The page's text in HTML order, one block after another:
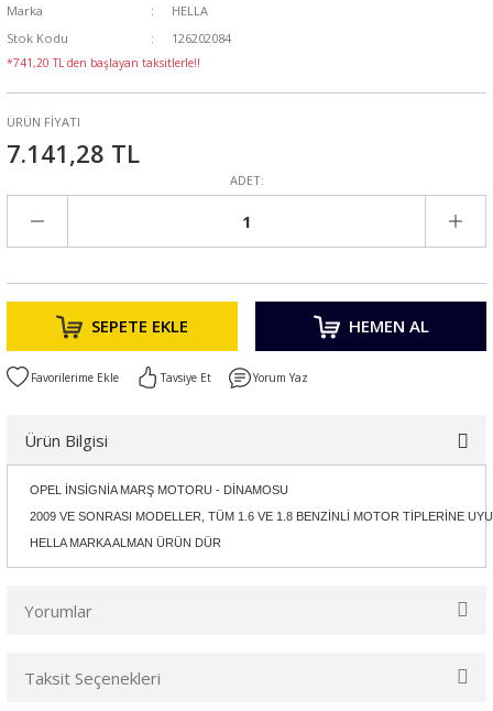
Marka
HELLA
Stok Kodu
126202084
*741,20 TL den başlayan taksitlerle!!
ÜRÜN FİYATI
7.141,28 TL
ADET:
SEPETE EKLE HEMEN AL
Tavsiye Et Yorum Yaz
Ürün Bilgisi
OPEL İNSİGNİA MARŞ MOTORU - DİNAMOSU
2009 VE SONRASI MODELLER, TÜM 1.6 VE 1.8 BENZİNLİ MOTOR TİPLERİNE
HELLA MARKA ALMAN ÜRÜN DÜR
Yorumlar
Taksit Seçenekleri